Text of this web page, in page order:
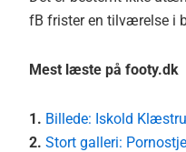
fB frister en tilværelse i
Mest læste på footy.dk
1. Billede: Iskold
2. Stort galleri: